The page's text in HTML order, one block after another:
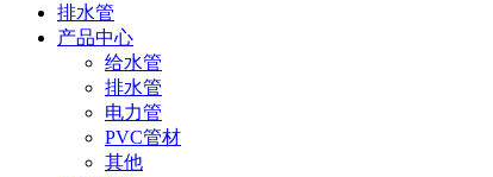
排水管
产品中心
给水管
排水管
电力管
PVC管材
其他